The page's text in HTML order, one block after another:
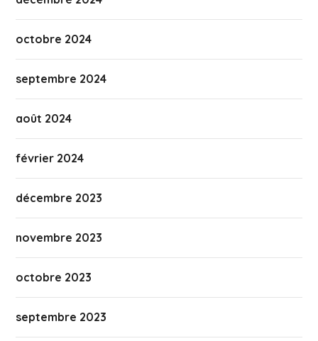
octobre 2024
septembre 2024
août 2024
février 2024
décembre 2023
novembre 2023
octobre 2023
septembre 2023